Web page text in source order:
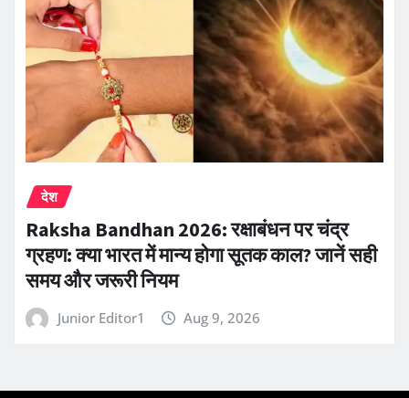
देश
Raksha Bandhan 2026: रक्षाबंधन पर चंद्र
ग्रहण: क्या भारत में मान्य होगा सूतक काल? जानें सही
समय और जरूरी नियम
Junior Editor1 Aug 9, 2026